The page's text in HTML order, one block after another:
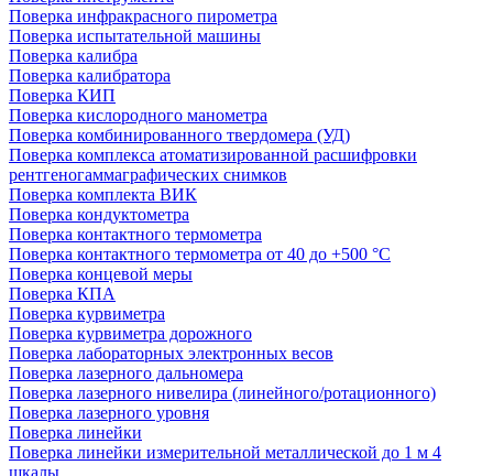
Поверка инфракрасного пирометра
Поверка испытательной машины
Поверка калибра
Поверка калибратора
Поверка КИП
Поверка кислородного манометра
Поверка комбинированного твердомера (УД)
Поверка комплекса атоматизированной расшифровки
рентгеногаммаграфических снимков
Поверка комплекта ВИК
Поверка кондуктометра
Поверка контактного термометра
Поверка контактного термометра от 40 до +500 °С
Поверка концевой меры
Поверка КПА
Поверка курвиметра
Поверка курвиметра дорожного
Поверка лабораторных электронных весов
Поверка лазерного дальномера
Поверка лазерного нивелира (линейного/ротационного)
Поверка лазерного уровня
Поверка линейки
Поверка линейки измерительной металлической до 1 м 4
шкалы